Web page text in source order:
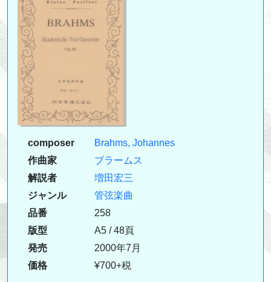
composer
Brahms, Johannes
作曲家
ブラームス
解説者
増田宏三
ジャンル
管弦楽曲
品番
258
版型
A5 / 48頁
発売
2000年7月
価格
¥700+税